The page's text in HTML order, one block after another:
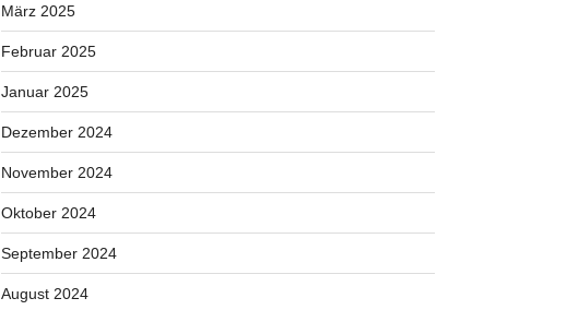
März 2025
Februar 2025
Januar 2025
Dezember 2024
November 2024
Oktober 2024
September 2024
August 2024